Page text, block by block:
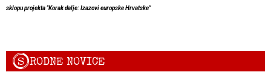
sklopu projekta "Korak dalje: Izazovi europske Hrvatske"
SRODNE NOVICE